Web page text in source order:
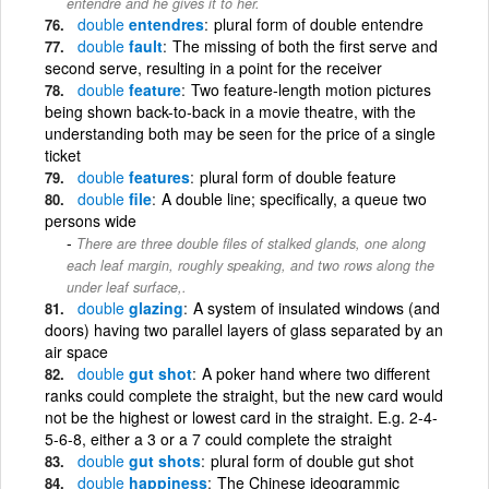
double entendres plural form of double entendre
double fault The missing of both the first serve and
second serve, resulting in a point for the receiver
double feature Two feature-length motion pictures
being shown back-to-back in a movie theatre, with the
understanding both may be seen for the price of a single
ticket
double features plural form of double feature
double file A double line; specifically, a queue two
persons wide
There are three double files of stalked glands, one along
each leaf margin, roughly speaking, and two rows along the
under leaf surface,.
double glazing A system of insulated windows (and
doors) having two parallel layers of glass separated by an
air space
double gut shot A poker hand where two different
ranks could complete the straight, but the new card would
not be the highest or lowest card in the straight. E.g. 2-4-
5-6-8, either a 3 or a 7 could complete the straight
double gut shots plural form of double gut shot
double happiness The Chinese ideogrammic